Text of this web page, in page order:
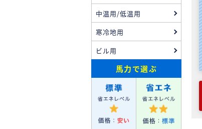
中温用/低温用
寒冷地用
ビル用
馬力で選ぶ